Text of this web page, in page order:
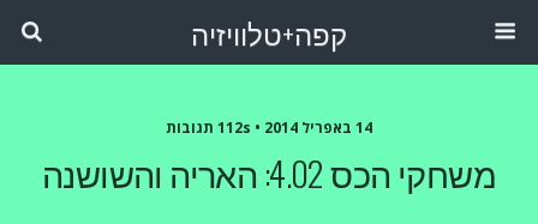
קפה+טלוויזיה
14 באפריל 2014 • 112s תגובות
משחקי הכס 4.02: האריה והשושנה